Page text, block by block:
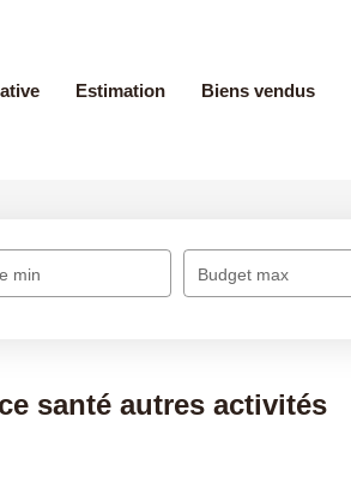
Estimation Biens vendus
min Budget max
santé autres activités